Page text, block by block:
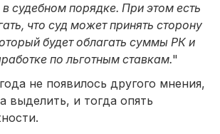
судебном порядке. При этом есть
что суд может принять сторону
будет облагать суммы РК и
по льготным ставкам."
не появилось другого мнения,
выделить, и тогда опять